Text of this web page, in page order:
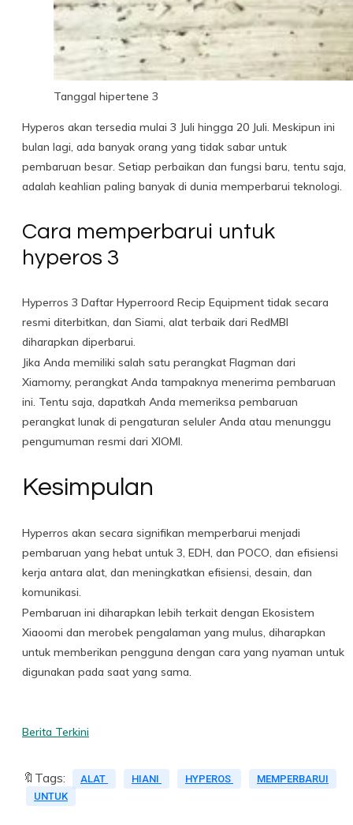
Tanggal hipertene 3
Hyperos akan tersedia mulai 3 Juli hingga 20 Juli. Meskipun ini
bulan lagi, ada banyak orang yang tidak sabar untuk
pembaruan besar. Setiap perbaikan dan fungsi baru, tentu saja,
adalah keahlian paling banyak di dunia memperbarui teknologi.
Cara memperbarui untuk
hyperos 3
Hyperros 3 Daftar Hyperroord Recip Equipment tidak secara
resmi diterbitkan, dan Siami, alat terbaik dari RedMBI
diharapkan diperbarui.
Jika Anda memiliki salah satu perangkat Flagman dari
Xiamomy, perangkat Anda tampaknya menerima pembaruan
ini. Tentu saja, dapatkah Anda memeriksa pembaruan
perangkat lunak di pengaturan seluler Anda atau menunggu
pengumuman resmi dari XIOMI.
Kesimpulan
Hyperros akan secara signifikan memperbarui menjadi
pembaruan yang hebat untuk 3, EDH, dan POCO, dan efisiensi
kerja antara alat, dan meningkatkan efisiensi, desain, dan
komunikasi.
Pembaruan ini diharapkan lebih terkait dengan Ekosistem
Xiaoomi dan merobek pengalaman yang mulus, diharapkan
untuk memberikan pengguna dengan cara yang nyaman untuk
digunakan pada saat yang sama.
Berita Terkini
🔖Tags: ALAT HIANI HYPEROS
MEMPERBARUI
UNTUK